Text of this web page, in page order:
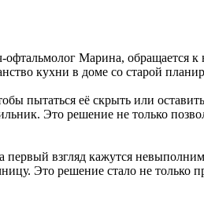
Марина, обращается
кухни в доме со старой
пытаться её скрыть или
Это решение не только
взгляд кажутся
Это решение стало не